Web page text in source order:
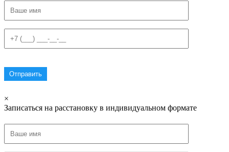
×
Записаться на расстановку в индивидуальном формате